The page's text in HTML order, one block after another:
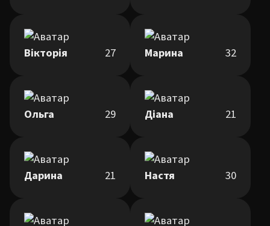
Вікторія 27 Марина 32
Ольга 29 Діана 21
Дарина 21 Настя 30